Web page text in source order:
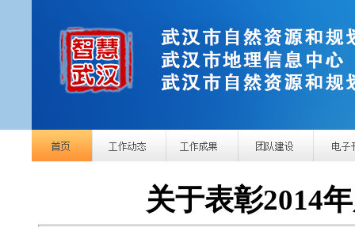
关于表彰2014